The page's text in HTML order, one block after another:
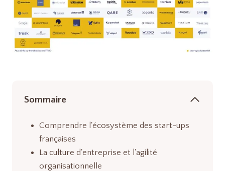
Sommaire
Comprendre l'écosystème des start-ups
françaises
La culture d'entreprise et l'agilité
organisationnelle